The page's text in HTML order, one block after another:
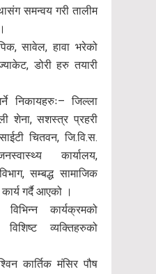
समन्वय गरी तालीम
सावेल, हावा भरेको
डोरी हरु तयारी
निकायहरुः– जिल्ला
शेना, सशस्त्र प्रहरी
चितवन, जि.वि.स.
कार्यालय,
सम्बद्ध सामाजिक
गर्दै आएको ।
कार्यक्रमको
विशिष्ट व्यक्तिहरुको
कार्तिक मंसिर पौष